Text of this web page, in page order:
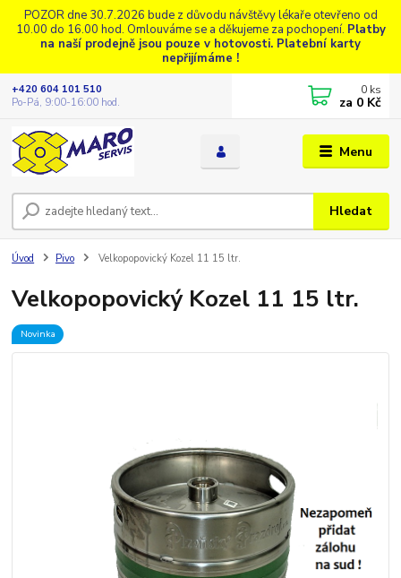
POZOR dne 30.7.2026 bude z důvodu návštěvy lékaře otevřeno od
10.00 do 16.00 hod. Omlouváme se a děkujeme za pochopení. Platby
na naší prodejně jsou pouze v hotovosti. Platební karty
nepřijímáme !
Menu
Hledat
+420 604 101 510
Po-Pá, 9:00-16:00 hod.
0 ks
za 0 Kč
Úvod Pivo Velkopopovický Kozel 11 15 ltr.
Velkopopovický Kozel 11 15 ltr.
Novinka